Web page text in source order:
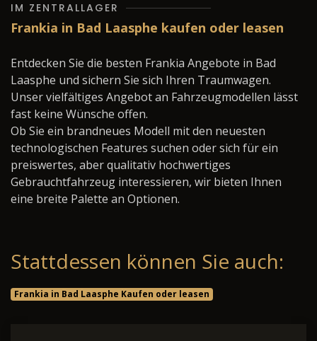
IM ZENTRALLAGER
Frankia in Bad Laasphe kaufen oder leasen
Entdecken Sie die besten Frankia Angebote in Bad
Laasphe und sichern Sie sich Ihren Traumwagen.
Unser vielfältiges Angebot an Fahrzeugmodellen lässt
fast keine Wünsche offen.
Ob Sie ein brandneues Modell mit den neuesten
technologischen Features suchen oder sich für ein
preiswertes, aber qualitativ hochwertiges
Gebrauchtfahrzeug interessieren, wir bieten Ihnen
eine breite Palette an Optionen.
Stattdessen können Sie auch:
Frankia in Bad Laasphe Kaufen oder leasen